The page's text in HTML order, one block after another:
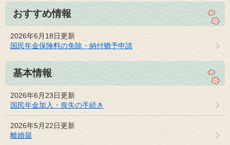
おすすめ情報
2026年6月18日更新
国民年金保険料の免除・納付猶予申請
基本情報
2026年6月23日更新
国民年金加入・喪失の手続き
2026年5月22日更新
離婚届